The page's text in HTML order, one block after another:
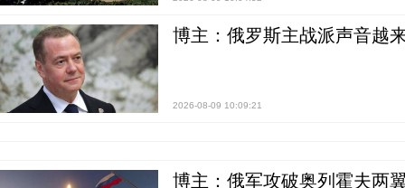
博主：俄罗斯主战派声音越
2026-08-09 10:09:21
博主：俄军攻破奥列霍夫两